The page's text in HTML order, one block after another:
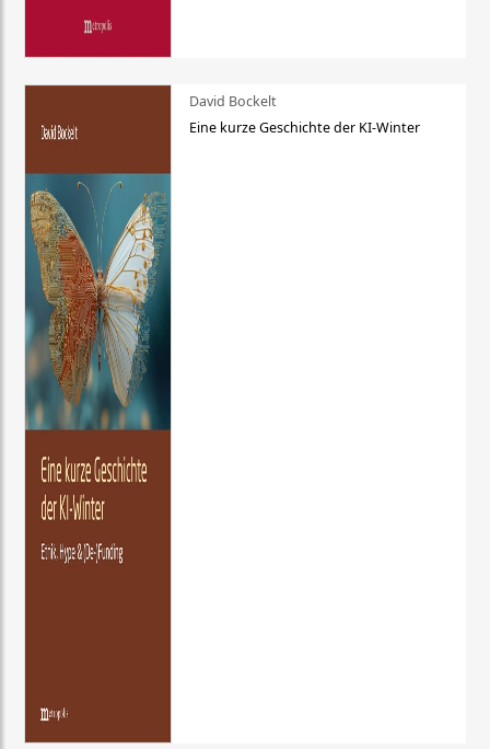
David Bockelt
Eine kurze Geschichte der KI-Winter